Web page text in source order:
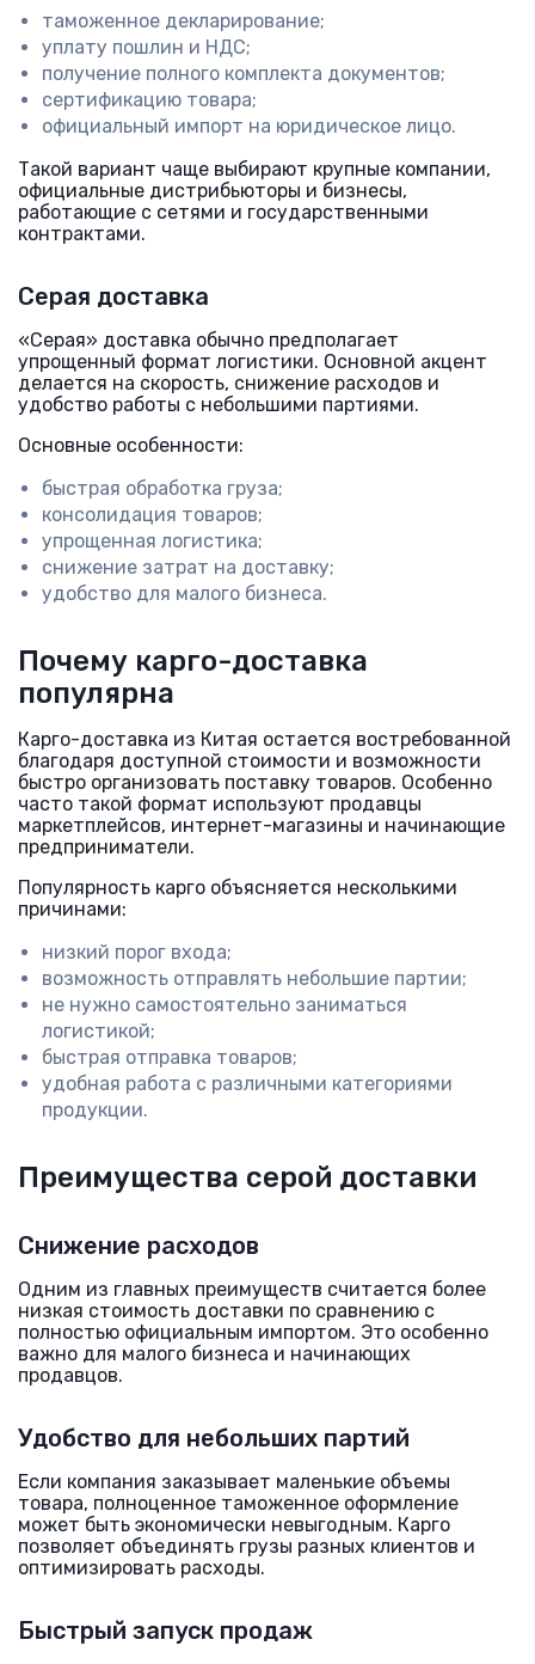
таможенное декларирование;
уплату пошлин и НДС;
получение полного комплекта документов;
сертификацию товара;
официальный импорт на юридическое лицо.
Такой вариант чаще выбирают крупные компании,
официальные дистрибьюторы и бизнесы,
работающие с сетями и государственными
контрактами.
Серая доставка
«Серая» доставка обычно предполагает
упрощенный формат логистики. Основной акцент
делается на скорость, снижение расходов и
удобство работы с небольшими партиями.
Основные особенности:
быстрая обработка груза;
консолидация товаров;
упрощенная логистика;
снижение затрат на доставку;
удобство для малого бизнеса.
Почему карго-доставка
популярна
Карго-доставка из Китая остается востребованной
благодаря доступной стоимости и возможности
быстро организовать поставку товаров. Особенно
часто такой формат используют продавцы
маркетплейсов, интернет-магазины и начинающие
предприниматели.
Популярность карго объясняется несколькими
причинами:
низкий порог входа;
возможность отправлять небольшие партии;
не нужно самостоятельно заниматься
логистикой;
быстрая отправка товаров;
удобная работа с различными категориями
продукции.
Преимущества серой доставки
Снижение расходов
Одним из главных преимуществ считается более
низкая стоимость доставки по сравнению с
полностью официальным импортом. Это особенно
важно для малого бизнеса и начинающих
продавцов.
Удобство для небольших партий
Если компания заказывает маленькие объемы
товара, полноценное таможенное оформление
может быть экономически невыгодным. Карго
позволяет объединять грузы разных клиентов и
оптимизировать расходы.
Быстрый запуск продаж